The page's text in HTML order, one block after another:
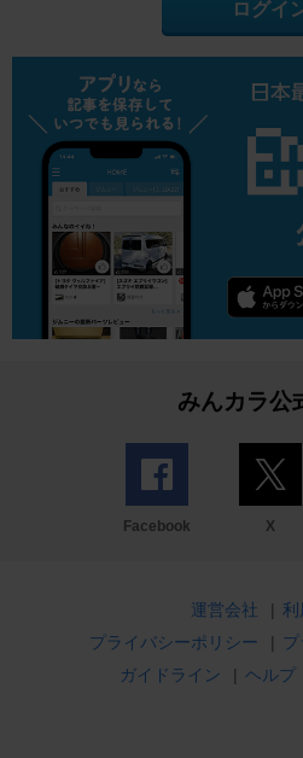
ログイ
みんカラ公
Facebook X
運営会社 | 利
プライバシーポリシー
|
ガイドライン
| ヘルプ